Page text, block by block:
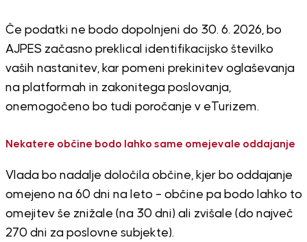
Če podatki ne bodo dopolnjeni do 30. 6. 2026, bo
AJPES začasno preklical identifikacijsko številko
vaših nastanitev, kar pomeni prekinitev oglaševanja
na platformah in zakonitega poslovanja,
onemogočeno bo tudi poročanje v eTurizem.
Nekatere občine bodo lahko same omejevale oddajanje
Vlada bo nadalje določila občine, kjer bo oddajanje
omejeno na 60 dni na leto – občine pa bodo lahko to
omejitev še znižale (na 30 dni) ali zvišale (do največ
270 dni za poslovne subjekte).